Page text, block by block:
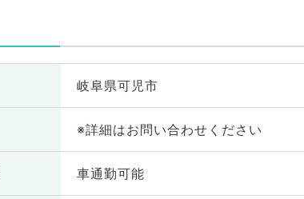
岐阜県可児市
※詳細はお問い合わせください
車通勤可能